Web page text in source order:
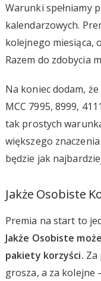
Warunki spełniamy
kalendarzowych.
kolejnego miesiąca,
Razem do zdobycia
Na koniec dodam,
MCC 7995, 8999,
tak prostych
większego
będzie jak
Jakże Osobiste
Premia na start to
Jakże Osobiste
pakiety korzyści. Za
grosza, a za kolejne